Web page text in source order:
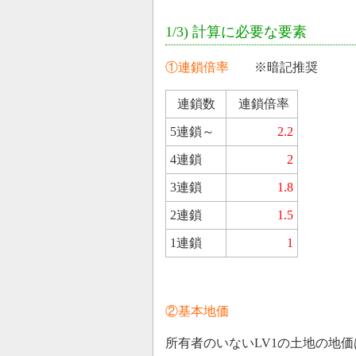
1/3) 計算に必要な要素
①連鎖倍率 ※暗記推奨
連鎖数 連鎖倍率
5連鎖～ 2.2
4連鎖 2
3連鎖 1.8
2連鎖 1.5
1連鎖 1
②基本地価
所有者のいないLV1の土地の地